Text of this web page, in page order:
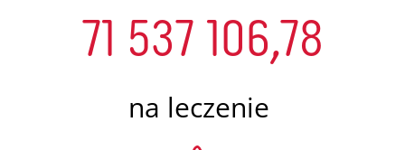
71 537 106,78
na leczenie